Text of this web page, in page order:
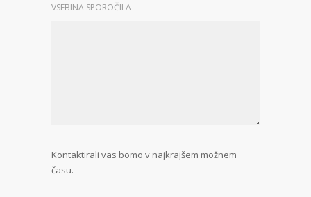
VSEBINA SPOROČILA
Kontaktirali vas bomo v najkrajšem možnem
času.